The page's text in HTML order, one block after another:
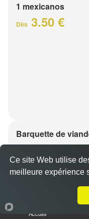
1 mexicanos
Dès 3.50 €
Barquette de
7.50 €
1 viande au choix
Accueil
Ce site Web utilise
meilleure expérience